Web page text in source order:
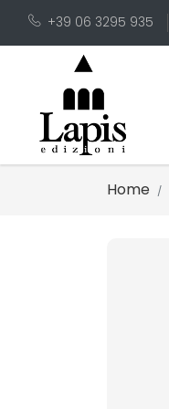
+39 06 3295 935
Home